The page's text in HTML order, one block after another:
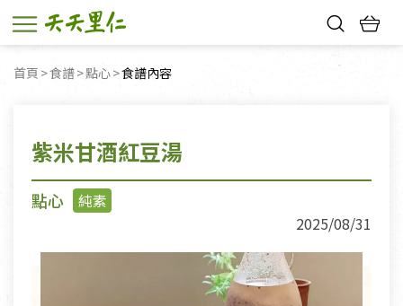
首頁 食譜 點心 目前頁面：
食譜內容
紫米甘酒紅豆湯
點心
純素
2025/08/31